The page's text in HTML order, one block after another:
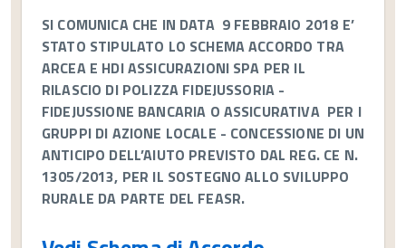
SI COMUNICA CHE IN DATA 9 FEBBRAIO 2018 E’
STATO STIPULATO LO SCHEMA ACCORDO TRA
ARCEA E HDI ASSICURAZIONI SPA PER IL
RILASCIO DI POLIZZA FIDEJUSSORIA -
FIDEJUSSIONE BANCARIA O ASSICURATIVA PER I
GRUPPI DI AZIONE LOCALE - CONCESSIONE DI UN
ANTICIPO DELL’AIUTO PREVISTO DAL REG. CE N.
1305/2013, PER IL SOSTEGNO ALLO SVILUPPO
RURALE DA PARTE DEL FEASR.